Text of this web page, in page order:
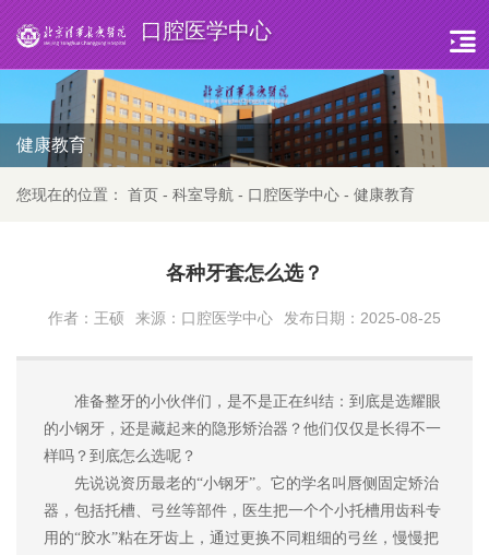
口腔医学中心
健康教育
您现在的位置： 首页 - 科室导航 - 口腔医学中心 - 健康教育
各种牙套怎么选？
作者：王硕 来源：口腔医学中心 发布日期：2025-08-25
准备整牙的小伙伴们，是不是正在纠结 ： 到底是选耀眼
的小钢牙，还是藏起来的隐形矫治器？他们仅仅是长得不一
样吗？ 到底怎么选呢？
先说说资历最老的“小钢牙”。它的学名叫唇侧固定矫治
器 ， 包括托槽、弓丝等部件 ， 医生把一个个小托槽用齿科专
用的“胶水”粘在牙齿上，通过更换不同粗细的弓丝 ，慢慢把